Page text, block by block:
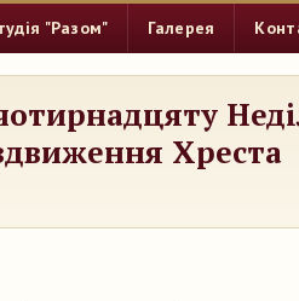
"Разом" Галерея
Хреста